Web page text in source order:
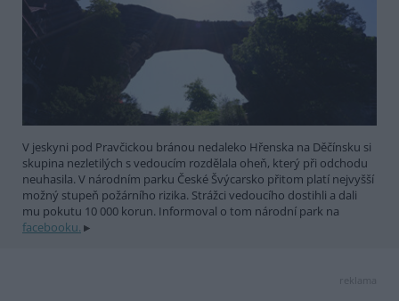
V jeskyni pod Pravčickou bránou nedaleko Hřenska na Děčínsku si
skupina nezletilých s vedoucím rozdělala oheň, který při odchodu
neuhasila. V národním parku České Švýcarsko přitom platí nejvyšší
možný stupeň požárního rizika. Strážci vedoucího dostihli a dali
mu pokutu 10 000 korun. Informoval o tom národní park na
facebooku.
reklama